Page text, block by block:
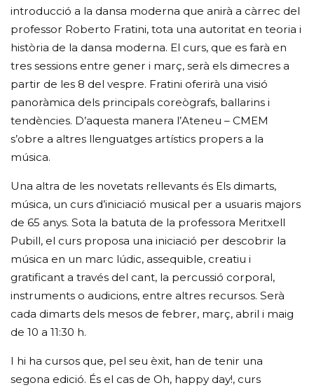
introducció a la dansa moderna que anirà a càrrec del
professor Roberto Fratini, tota una autoritat en teoria i
història de la dansa moderna. El curs, que es farà en
tres sessions entre gener i març, serà els dimecres a
partir de les 8 del vespre. Fratini oferirà una visió
panoràmica dels principals coreògrafs, ballarins i
tendències. D’aquesta manera l’Ateneu – CMEM
s’obre a altres llenguatges artístics propers a la
música.
Una altra de les novetats rellevants és Els dimarts,
música, un curs d’iniciació musical per a usuaris majors
de 65 anys. Sota la batuta de la professora Meritxell
Pubill, el curs proposa una iniciació per descobrir la
música en un marc lúdic, assequible, creatiu i
gratificant a través del cant, la percussió corporal,
instruments o audicions, entre altres recursos. Serà
cada dimarts dels mesos de febrer, març, abril i maig
de 10 a 11:30 h.
I hi ha cursos que, pel seu èxit, han de tenir una
segona edició. És el cas de Oh, happy day!, curs